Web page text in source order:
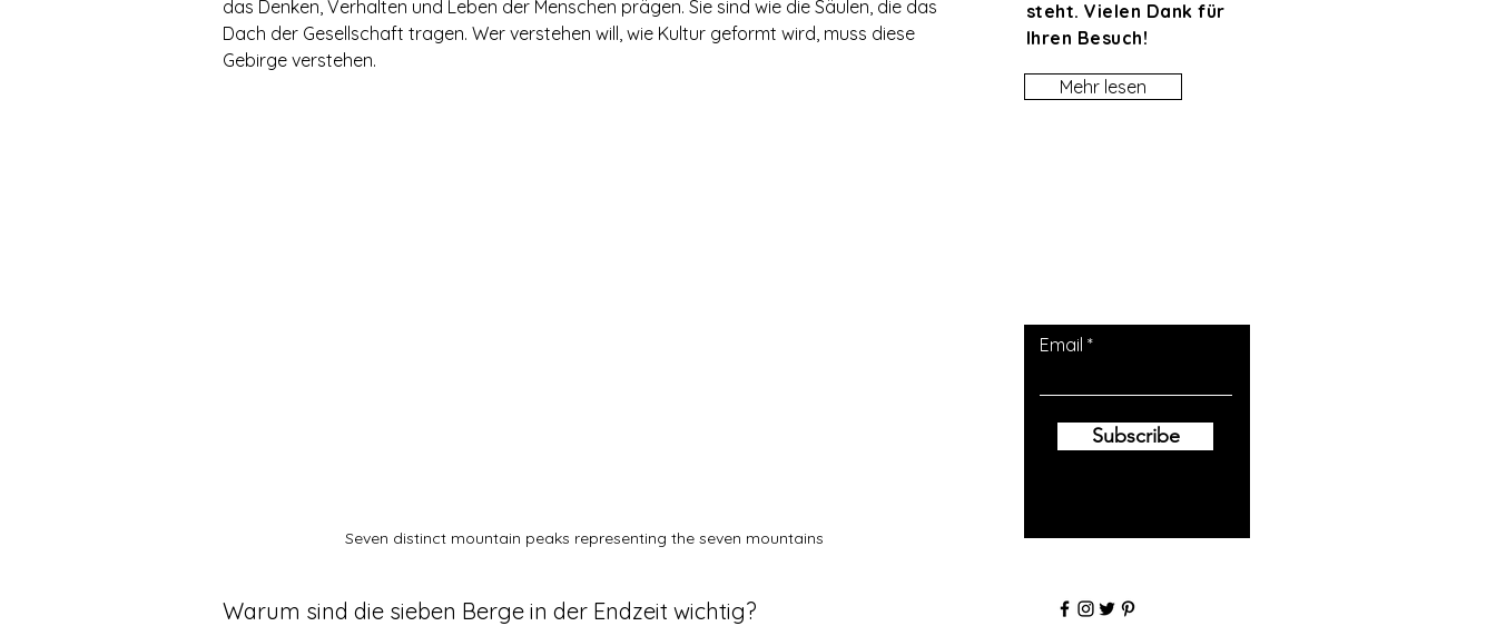
das Denken, Verhalten und Leben der Menschen prägen. Sie sind wie die Säulen, die das
Dach der Gesellschaft tragen. Wer verstehen will, wie Kultur geformt wird, muss diese
Gebirge verstehen.
Seven distinct mountain peaks representing the seven mountains
Warum sind die sieben Berge in der Endzeit wichtig?
steht. Vielen Dank für
Ihren Besuch!
Mehr lesen
Email
Subscribe